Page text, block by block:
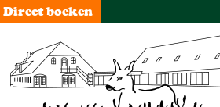
Direct boeken